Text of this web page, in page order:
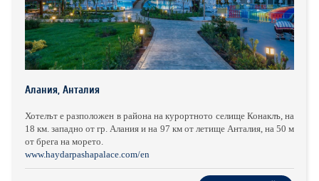
ЗА НАС
КОНТАКТИ
ОБЩИ УСЛОВИЯ ПАКЕТНИ
ПЪТУВАНИЯ
ПОЛИТИКА ЗА ПОВЕРИТЕЛНОСТ
Алания, Анталия
Хотелът е разположен в района на курортното селище Конаклъ, на
18 км. западно от гр. Алания и на 97 км от летище Анталия, на 50 м
от брега на морето.
www.haydarpashapalace.com/en